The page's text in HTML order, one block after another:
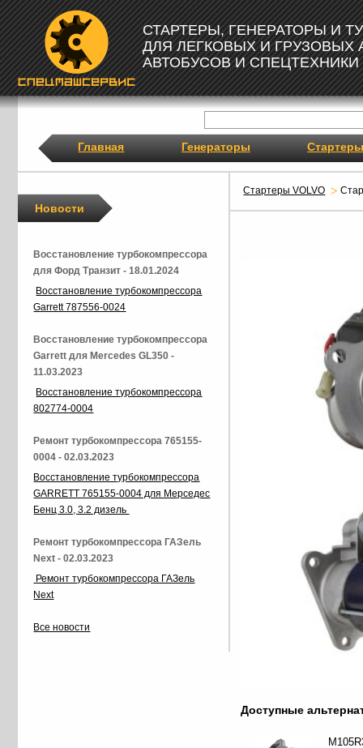
СТАРТЕРЫ, ГЕНЕРАТОРЫ И
ДЛЯ ЛЕГКОВЫХ И ГРУЗОВЫХ
АВТОБУСОВ И СПЕЦТЕХНИКИ
Главная Генераторы Стартеры
Стартеры VOLVO
Доступные
Новости
Восстановление турбокомпрессора
для Форд Транзит - 18.01.2024
Восстановление турбокомпрессора
Garrett 787556-0024
Восстановление турбокомпрессора
Garrett для Mercedes GL350 -
11.03.2023
Восстановление турбокомпрессора
802774-0004
Ремонт турбокомпрессора 765155-
0004 - 02.03.2023
Восстановление турбокомпрессора
GARRETT 765155-0004 для Мерседес
Бенц 3.0, 3.2 дизель
Ремонт турбокомпрессора ГАЗель
Next - 02.03.2023
Ремонт турбокомпрессора ГАЗель
Next
Все новости